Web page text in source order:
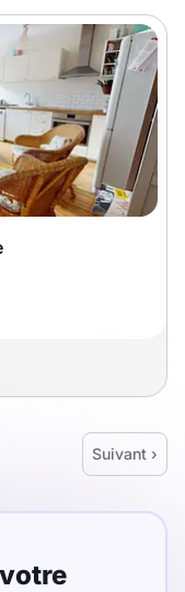
Suivant ›
votre